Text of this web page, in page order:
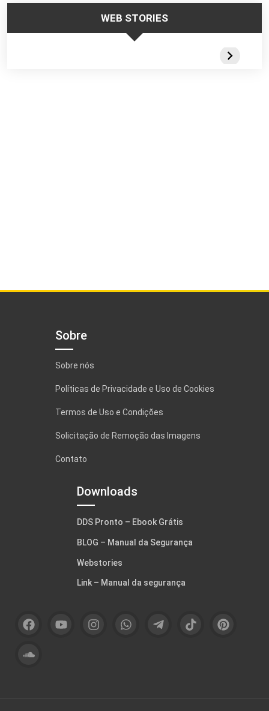
WEB STORIES
Trabalhar no
Responsabilidade
Portateis
Sobre
Sobre nós
Políticas de Privacidade e Uso de Cookies
Termos de Uso e Condições
Solicitação de Remoção das Imagens
Contato
Downloads
DDS Pronto – Ebook Grátis
BLOG – Manual da Segurança
Webstories
Link – Manual da segurança